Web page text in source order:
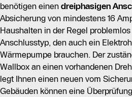
benötigen einen dreiphasigen
Absicherung von mindestens 16
Haushalten in der Regel
Anschlusstyp, den auch ein
Wärmepumpe brauchen. Der
Wallbox an einen vorhandenen
legt Ihnen einen neuen vom
Gebäuden können eine